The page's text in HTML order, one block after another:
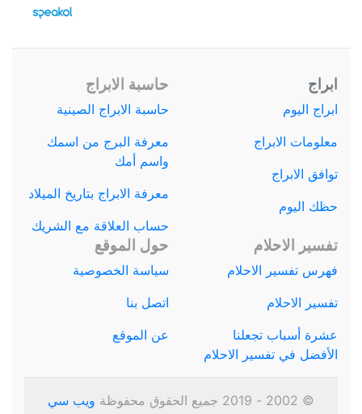
ابراج
ابراج اليوم
معلومات الابراج
توافق الابراج
حظك اليوم
حاسبة الابراج
حاسبة الابراج الصينية
معرفة البرج من اسمك
واسم أمك
معرفة الابراج بتاريخ الميلاد
حساب العلاقة مع الشريك
تفسير الاحلام
فهرس تفسير الاحلام
تفسير الاحلام
عشرة أسباب تجعلنا
الأفضل في تفسير الاحلام
حول الموقع
سياسة الخصوصية
اتصل بنا
عن الموقع
© 2002 - 2019 جميع الحقوق محفوظة ويب سي